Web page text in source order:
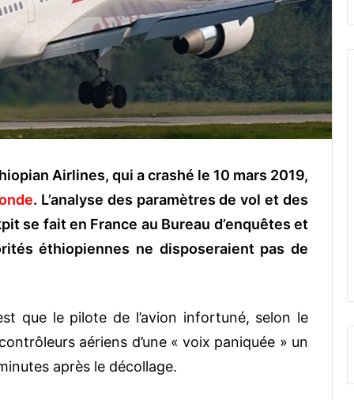
Airlines, qui a crashé le 10 mars 2019,
. L’analyse des paramètres de vol et des
se fait en France au Bureau d’enquêtes et
éthiopiennes ne disposeraient pas de
que le pilote de l’avion infortuné, selon le
aériens d’une « voix paniquée » un
après le décollage.